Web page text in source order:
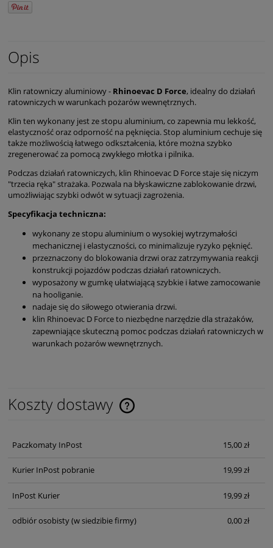
Opis
Klin ratowniczy aluminiowy - Rhinoevac D Force, idealny do działań
ratowniczych w warunkach pożarów wewnętrznych.
Klin ten wykonany jest ze stopu aluminium, co zapewnia mu lekkość,
elastyczność oraz odporność na pęknięcia. Stop aluminium cechuje się
także możliwością łatwego odkształcenia, które można szybko
zregenerować za pomocą zwykłego młotka i pilnika.
Podczas działań ratowniczych, klin Rhinoevac D Force staje się niczym
"trzecia ręka" strażaka. Pozwala na błyskawiczne zablokowanie drzwi,
umożliwiając szybki odwót w sytuacji zagrożenia.
Specyfikacja techniczna:
wykonany ze stopu aluminium o wysokiej wytrzymałości
mechanicznej i elastyczności, co minimalizuje ryzyko pęknięć.
przeznaczony do blokowania drzwi oraz zatrzymywania reakcji
konstrukcji pojazdów podczas działań ratowniczych.
wyposażony w gumkę ułatwiającą szybkie i łatwe zamocowanie
na hooliganie.
nadaje się do siłowego otwierania drzwi.
klin Rhinoevac D Force to niezbędne narzędzie dla strażaków,
zapewniające skuteczną pomoc podczas działań ratowniczych w
warunkach pożarów wewnętrznych.
Koszty dostawy
Cena nie zawiera ewentualnych kosztów płatności
Paczkomaty InPost 15,00 zł
Kurier InPost pobranie 19,99 zł
InPost Kurier 19,99 zł
odbiór osobisty(w siedzibie firmy) 0,00 zł